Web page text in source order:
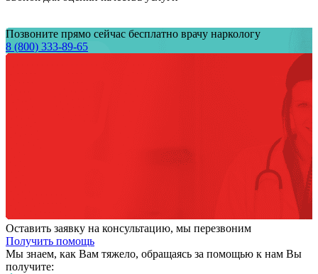
Позвоните прямо сейчас бесплатно врачу наркологу
8 (800) 333-89-65
Оставить заявку на консультацию, мы перезвоним
Получить помощь
Мы знаем, как Вам тяжело, обращаясь за помощью к нам Вы
получите: